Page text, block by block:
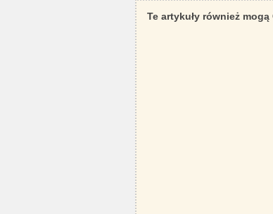
Te artykuły również